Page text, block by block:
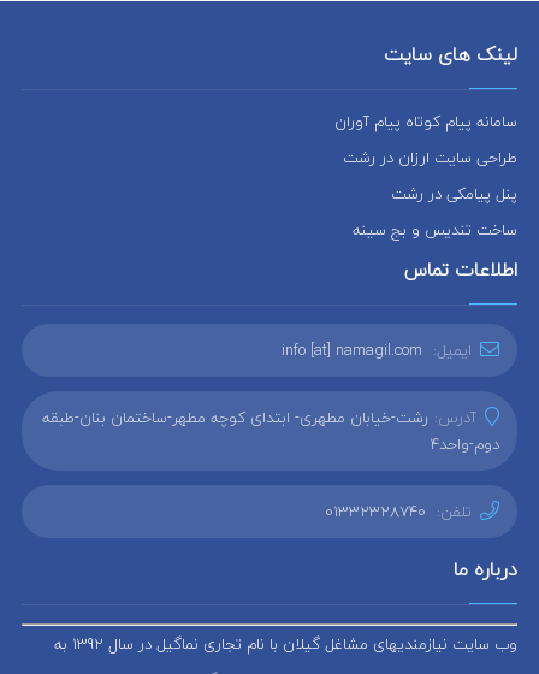
لینک های سایت
سامانه پیام کوتاه پیام آوران
طراحی سایت ارزان در رشت
پنل پیامکی در رشت
ساخت تندیس و بج سینه
اطلاعات تماس
ایمیل: info [at] namagil.com
آدرس: رشت-خیابان مطهری- ابتدای کوچه مطهر-ساختمان بنان-طبقه
دوم-واحد4
تلفن: 01332328740
درباره ما
وب سایت نیازمندیهای مشاغل گیلان با نام تجاری نماگیل در سال 1392 به